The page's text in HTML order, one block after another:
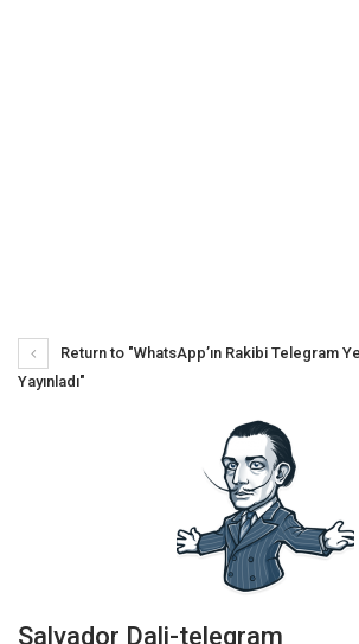
Return to "WhatsApp’ın Rakibi Telegram
Yayınladı"
Salvador Dali-telegram